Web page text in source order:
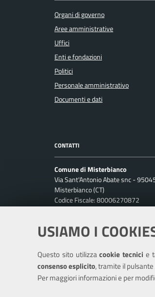
USIAMO I
Questo sito utilizzacookie tecnici e
consenso esplicito, tramite il pulsante
Per maggiori informazioni e per
Organi di governo
Aree amministrative
Uffici
Enti e fondazioni
Politici
Personale amministrativo
Documenti e dati
CONTATTI
Comune di Misterbianco
Via Sant'Antonio Abate snc -
Misterbianco (CT)
Codice Fiscale: 80006270872
Ufficio Relazioni con il Pubblico
protocollo.misterbianco@pec.it
Centralino unico: 095-7556200